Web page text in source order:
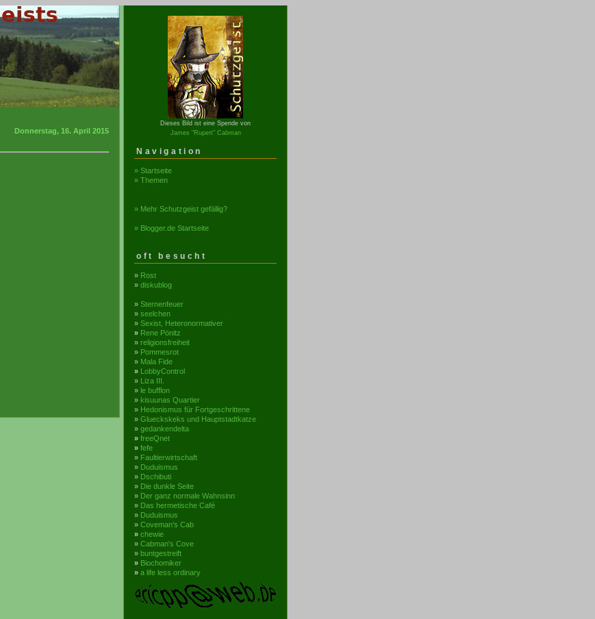
Donnerstag, 16. April 2015
Dieses Bild ist eine Spende von
James "Rupert" Cabman
Navigation
» Startseite
» Themen
» Mehr Schutzgeist gefällig?
» Blogger.de Startseite
oft besucht
» Rost
» diskublog
» Sternenfeuer
» seelchen
» Sexist, Heteronormativer
» Rene Pönitz
» religionsfreiheit
» Pommesrot
» Mala Fide
» LobbyControl
» Liza III.
» le bufflon
» kisuunas Quartier
» Hedonismus für Fortgeschrittene
» Glueckskeks und Hauptstadtkatze
» gedankendelta
» freeQnet
» fefe
» Faultierwirtschaft
» Duduismus
» Dschibuti
» Die dunkle Seite
» Der ganz normale Wahnsinn
» Das hermetische Café
» Duduismus
» Coveman's Cab
» chewie
» Cabman's Cove
» buntgestreift
» Biochomiker
» a life less ordinary